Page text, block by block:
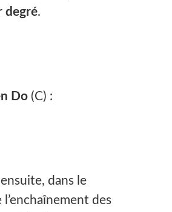
degré.
Do (C) :
dans le
des